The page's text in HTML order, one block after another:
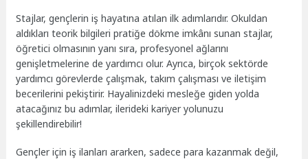
Stajlar, gençlerin iş hayatına atılan ilk adımlarıdır. Okuldan
aldıkları teorik bilgileri pratiğe dökme imkânı sunan stajlar,
öğretici olmasının yanı sıra, profesyonel ağlarını
genişletmelerine de yardımcı olur. Ayrıca, birçok sektörde
yardımcı görevlerde çalışmak, takım çalışması ve iletişim
becerilerini pekiştirir. Hayalinizdeki mesleğe giden yolda
atacağınız bu adımlar, ilerideki kariyer yolunuzu
şekillendirebilir!
Gençler için iş ilanları ararken, sadece para kazanmak değil,